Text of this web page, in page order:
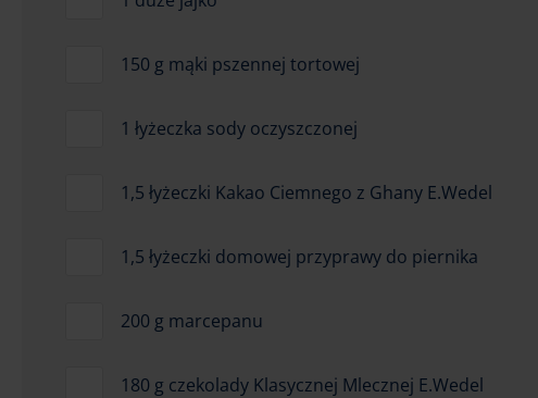
150 g mąki pszennej tortowej
1 łyżeczka sody oczyszczonej
1,5 łyżeczki Kakao Ciemnego z Ghany E.Wedel
1,5 łyżeczki domowej przyprawy do piernika
200 g marcepanu
180 g czekolady Klasycznej Mlecznej E.Wedel